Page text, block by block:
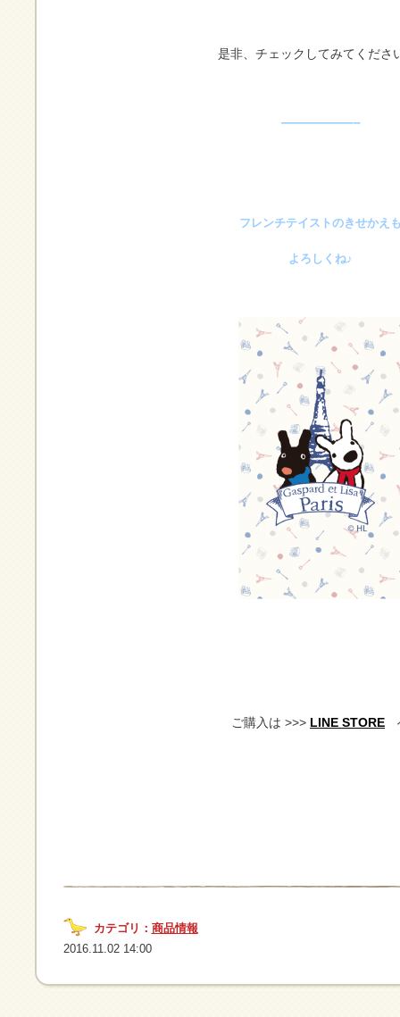
是非、チェックしてみてくださ
—————–
フレンチテイストのきせかえ
よろしくね♪
ご購入は >>> LINE STORE
カテゴリ： 商品情報
2016.11.02 14:00